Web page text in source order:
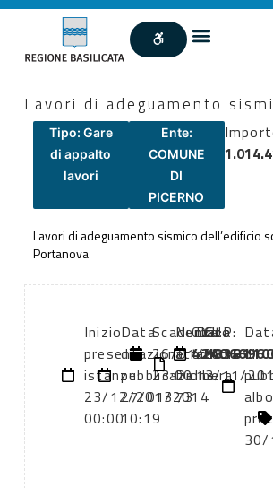
Lavori di adeguamento
Tipo: Gare
di appalto
lavori
Ente:
COMUNE
DI
PICERNO
Lavori di adeguamento sismico dell’edificio
Portanova
Inizio
presentazione
istanze:
23/12/2013
00:00
Data
di
pubblicazione:
27/01/2014
10:19
Scadenza:
26/01/2014
23:00
Numero
atto:
Delibera
73
Data
atto:
13/11/
CIG:CUP:
di
albo